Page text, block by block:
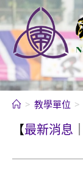
跳
轉
至
主
要
內
> 教學單位 >
【最新消息